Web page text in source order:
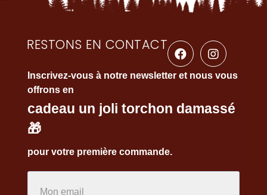
RESTONS EN CONTACT
Inscrivez-vous à notre newsletter et nous vous
offrons en
cadeau un joli torchon damassé
🎁
pour votre première commande.